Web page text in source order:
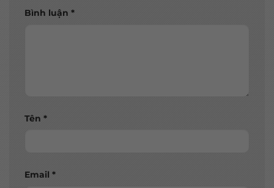
Bình luận *
Tên *
Email *